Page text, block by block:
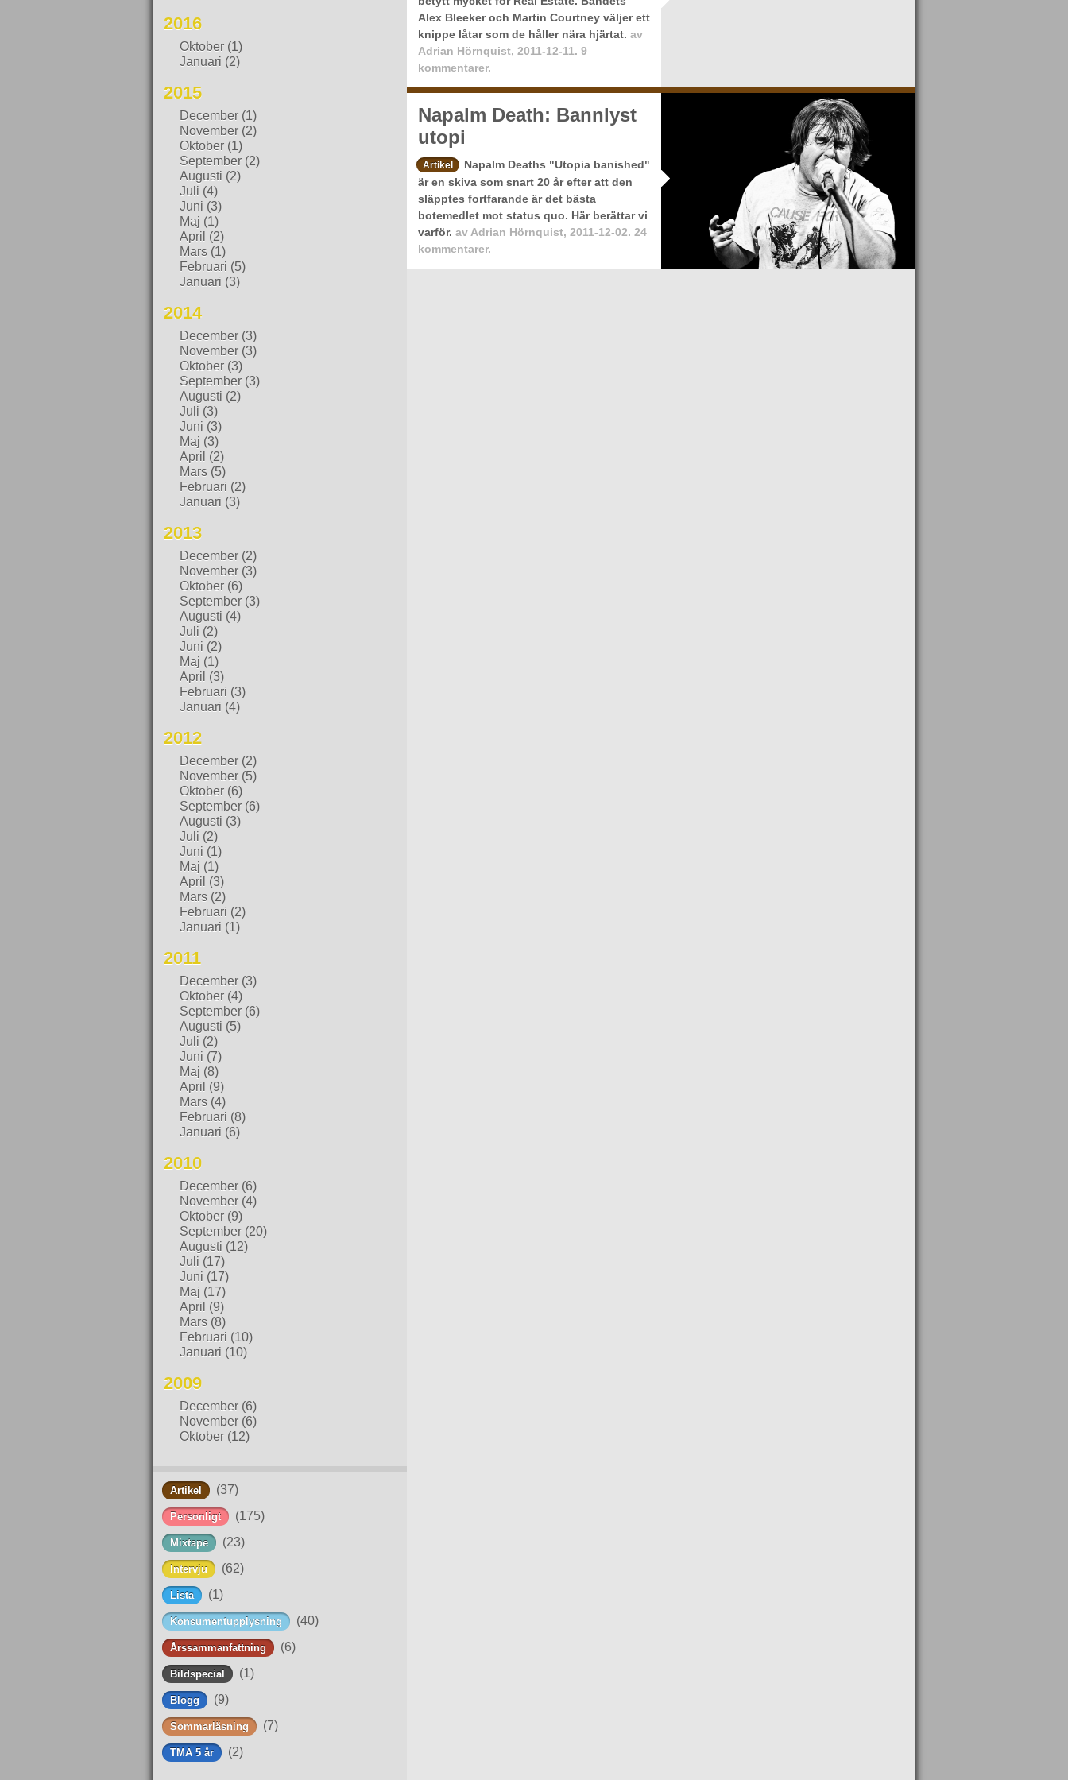
2016
Oktober (1)
Januari (2)
2015
December (1)
November (2)
Oktober (1)
September (2)
Augusti (2)
Juli (4)
Juni (3)
Maj (1)
April (2)
Mars (1)
Februari (5)
Januari (3)
2014
December (3)
November (3)
Oktober (3)
September (3)
Augusti (2)
Juli (3)
Juni (3)
Maj (3)
April (2)
Mars (5)
Februari (2)
Januari (3)
2013
December (2)
November (3)
Oktober (6)
September (3)
Augusti (4)
Juli (2)
Juni (2)
Maj (1)
April (3)
Februari (3)
Januari (4)
2012
December (2)
November (5)
Oktober (6)
September (6)
Augusti (3)
Juli (2)
Juni (1)
Maj (1)
April (3)
Mars (2)
Februari (2)
Januari (1)
2011
December (3)
Oktober (4)
September (6)
Augusti (5)
Juli (2)
Juni (7)
Maj (8)
April (9)
Mars (4)
Februari (8)
Januari (6)
2010
December (6)
November (4)
Oktober (9)
September (20)
Augusti (12)
Juli (17)
Juni (17)
Maj (17)
April (9)
Mars (8)
Februari (10)
Januari (10)
2009
December (6)
November (6)
Oktober (12)
Artikel (37)
Personligt (175)
Mixtape (23)
Intervju (62)
Lista (1)
Konsumentupplysning (40)
Årssammanfattning (6)
Bildspecial (1)
Blogg (9)
Sommarläsning (7)
TMA 5 år (2)
Alex Bleeker och Martin Courtney väljer ett
knippe låtar som de håller nära hjärtat. av
Adrian Hörnquist, 2011-12-11. 9
kommentarer.
Napalm Death: Bannlyst
utopi
Artikel
Napalm Deaths "Utopia banished"
är en skiva som snart 20 år efter att den
släpptes fortfarande är det bästa
botemedlet mot status quo. Här berättar vi
varför. av Adrian Hörnquist, 2011-12-02. 24
kommentarer.